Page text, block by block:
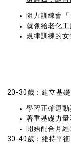
阻力訓練會
就像給老化
規律訓練的
20-30歲：建立基礎
學習正確運
著重基礎力
開始配合月
30-40歲：維持平衡